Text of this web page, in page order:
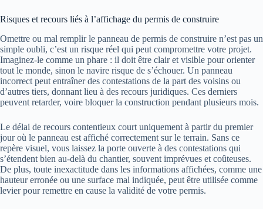
Risques et recours liés à l’affichage du permis de construire
Omettre ou mal remplir le panneau de permis de construire n’est pas un
simple oubli, c’est un risque réel qui peut compromettre votre projet.
Imaginez-le comme un phare : il doit être clair et visible pour orienter
tout le monde, sinon le navire risque de s’échouer. Un panneau
incorrect peut entraîner des contestations de la part des voisins ou
d’autres tiers, donnant lieu à des recours juridiques. Ces derniers
peuvent retarder, voire bloquer la construction pendant plusieurs mois.
Le délai de recours contentieux court uniquement à partir du premier
jour où le panneau est affiché correctement sur le terrain. Sans ce
repère visuel, vous laissez la porte ouverte à des contestations qui
s’étendent bien au-delà du chantier, souvent imprévues et coûteuses.
De plus, toute inexactitude dans les informations affichées, comme une
hauteur erronée ou une surface mal indiquée, peut être utilisée comme
levier pour remettre en cause la validité de votre permis.